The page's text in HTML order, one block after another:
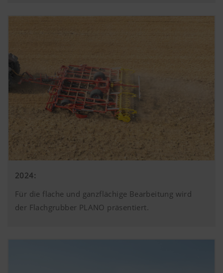
Analytics
Benutzung der
Wir möchten Ihnen relevante Inhalte auf unserer
Cookies) von einigen Partnerunternehmen.
Dadurch werden die dargestellten Inhalte auf Ihr
Nutzungsverhalten zugeschnitten und angezeigt.
Zweck des Cookies
YouTube
Wir binden YouTube Videos auf unserer
und verwenden hierbei den erweiterten
dieser Website gespeichert, es sei denn,
Video angesehen. Nähere Informationen
hier:
Mehr Infos
2024:
Für die flache und ganzflächige Bearbeitung wird
der Flachgrubber PLANO präsentiert.